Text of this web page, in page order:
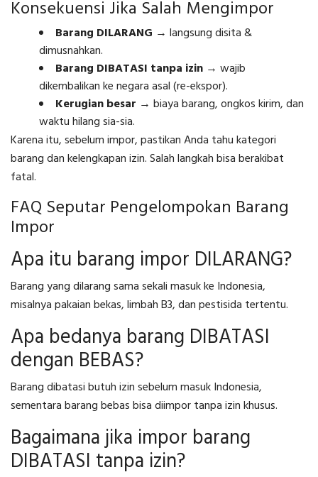
Konsekuensi Jika Salah Mengimpor
Barang DILARANG → langsung disita &
dimusnahkan.
Barang DIBATASI tanpa izin → wajib
dikembalikan ke negara asal (re-ekspor).
Kerugian besar → biaya barang, ongkos kirim, dan
waktu hilang sia-sia.
Karena itu, sebelum impor, pastikan Anda tahu kategori
barang dan kelengkapan izin. Salah langkah bisa berakibat
fatal.
FAQ Seputar Pengelompokan Barang
Impor
Apa itu barang impor DILARANG?
Barang yang dilarang sama sekali masuk ke Indonesia,
misalnya pakaian bekas, limbah B3, dan pestisida tertentu.
Apa bedanya barang DIBATASI
dengan BEBAS?
Barang dibatasi butuh izin sebelum masuk Indonesia,
sementara barang bebas bisa diimpor tanpa izin khusus.
Bagaimana jika impor barang
DIBATASI tanpa izin?